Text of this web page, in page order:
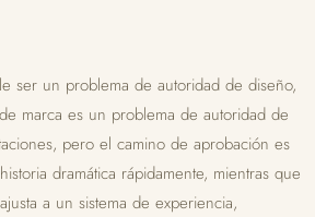
ser un problema de autoridad de diseño,
marca es un problema de autoridad de
pero el camino de aprobación es
dramática rápidamente, mientras que
a un sistema de experiencia,